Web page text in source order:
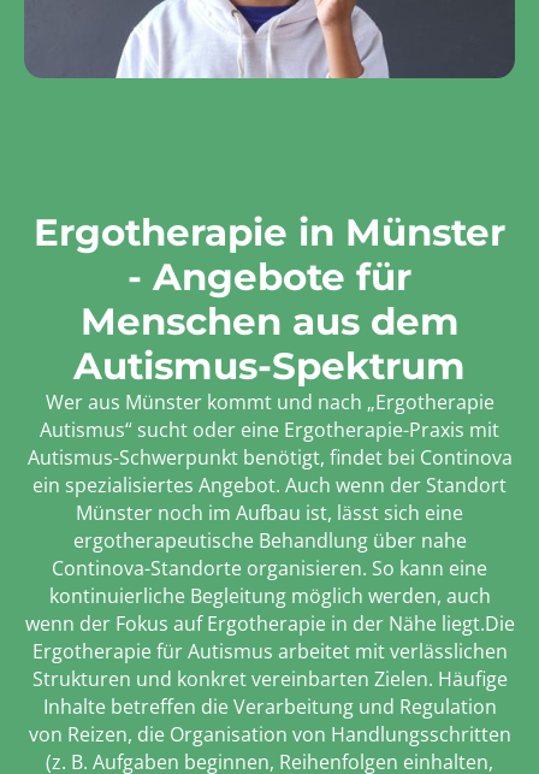
Ergotherapie in Münster
- Angebote für
Menschen aus dem
Autismus-Spektrum
Wer aus Münster kommt und nach „Ergotherapie
Autismus“ sucht oder eine Ergotherapie-Praxis mit
Autismus-Schwerpunkt benötigt, findet bei Continova
ein spezialisiertes Angebot. Auch wenn der Standort
Münster noch im Aufbau ist, lässt sich eine
ergotherapeutische Behandlung über nahe
Continova-Standorte organisieren. So kann eine
kontinuierliche Begleitung möglich werden, auch
wenn der Fokus auf Ergotherapie in der Nähe liegt.Die
Ergotherapie für Autismus arbeitet mit verlässlichen
Strukturen und konkret vereinbarten Zielen. Häufige
Inhalte betreffen die Verarbeitung und Regulation
von Reizen, die Organisation von Handlungsschritten
(z. B. Aufgaben beginnen, Reihenfolgen einhalten,